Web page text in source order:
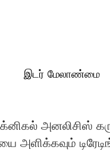
இடர் மேலாண்மை
அனலிசிஸ்
அளிக்கவும்